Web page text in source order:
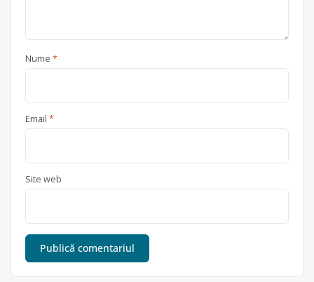
Nume *
Email *
Site web